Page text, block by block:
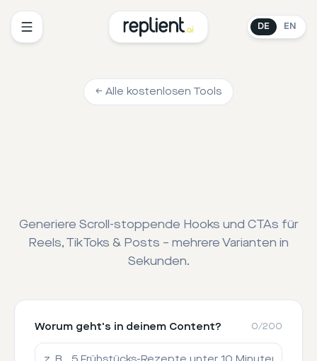
DE EN
← Alle kostenlosen Tools
Generiere Scroll-stoppende Hooks und CTAs für
Reels, TikToks & Posts – mehrere Varianten in
Sekunden.
Worum geht's in deinem Content? 0/200